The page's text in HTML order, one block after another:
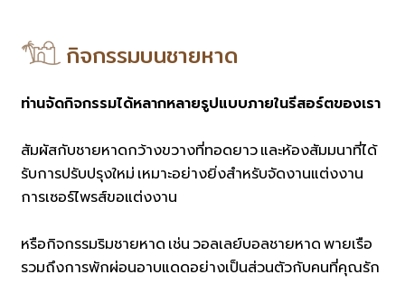
กิจกรรมบนชายหาด
ท่านจัดกิจกรรมได้หลากหลายรูปแบบภายในรีสอร์ตของเรา
สัมผัสกับชายหาดกว้างขวางที่ทอดยาว และห้องสัมมนาที่ได้
รับการปรับปรุงใหม่ เหมาะอย่างยิ่งสำหรับจัดงานแต่งงาน
การเซอร์ไพรส์ขอแต่งงาน
หรือกิจกรรมริมชายหาด เช่น วอลเลย์บอลชายหาด พายเรือ
รวมถึงการพักผ่อนอาบแดดอย่างเป็นส่วนตัวกับคนที่คุณรัก